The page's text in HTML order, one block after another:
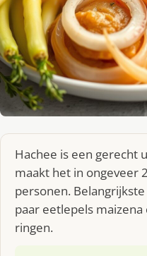
Hachee is een gerecht
maakt het in ongeveer
personen.
paar eetlepels
ringen.